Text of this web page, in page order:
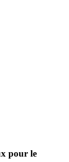
pour le